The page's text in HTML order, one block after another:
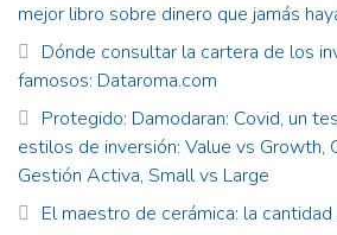
mejor libro sobre dinero que jamás
Dónde consultar la cartera de los
famosos: Dataroma.com
Protegido: Damodaran: Covid, un
estilos de inversión: Value vs Growth,
Gestión Activa, Small vs Large
El maestro de cerámica: la